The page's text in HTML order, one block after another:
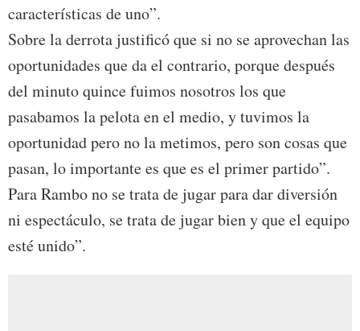
características de uno”.
Sobre la derrota justificó que si no se aprovechan las
oportunidades que da el contrario, porque después
del minuto quince fuimos nosotros los que
pasabamos la pelota en el medio, y tuvimos la
oportunidad pero no la metimos, pero son cosas que
pasan, lo importante es que es el primer partido”.
Para Rambo no se trata de jugar para dar diversión
ni espectáculo, se trata de jugar bien y que el equipo
esté unido”.